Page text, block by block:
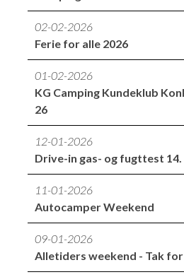
02-02-2026
Ferie for alle 2026
01-02-2026
KG Camping Kundeklub
26
12-01-2026
Drive-in gas- og fugttest 14.
11-01-2026
Autocamper Weekend
09-01-2026
Alletiders weekend - Tak